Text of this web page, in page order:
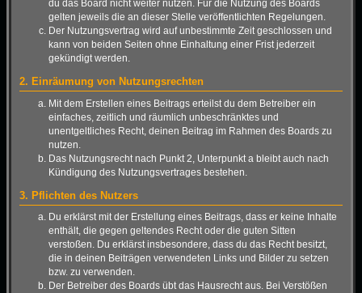
du das Board nicht weiter nutzen. Für die Nutzung des Boards
gelten jeweils die an dieser Stelle veröffentlichten Regelungen.
Der Nutzungsvertrag wird auf unbestimmte Zeit geschlossen und
kann von beiden Seiten ohne Einhaltung einer Frist jederzeit
gekündigt werden.
2. Einräumung von Nutzungsrechten
Mit dem Erstellen eines Beitrags erteilst du dem Betreiber ein
einfaches, zeitlich und räumlich unbeschränktes und
unentgeltliches Recht, deinen Beitrag im Rahmen des Boards zu
nutzen.
Das Nutzungsrecht nach Punkt 2, Unterpunkt a bleibt auch nach
Kündigung des Nutzungsvertrages bestehen.
3. Pflichten des Nutzers
Du erklärst mit der Erstellung eines Beitrags, dass er keine Inhalte
enthält, die gegen geltendes Recht oder die guten Sitten
verstoßen. Du erklärst insbesondere, dass du das Recht besitzt,
die in deinen Beiträgen verwendeten Links und Bilder zu setzen
bzw. zu verwenden.
Der Betreiber des Boards übt das Hausrecht aus. Bei Verstößen